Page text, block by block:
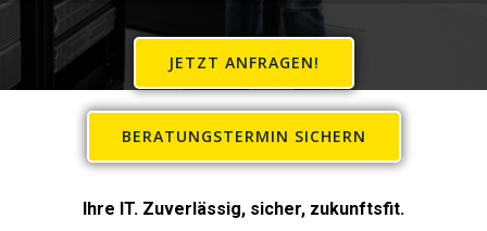
JETZT ANFRAGEN!
BERATUNGSTERMIN SICHERN
Ihre IT. Zuverlässig, sicher, zukunftsfit.